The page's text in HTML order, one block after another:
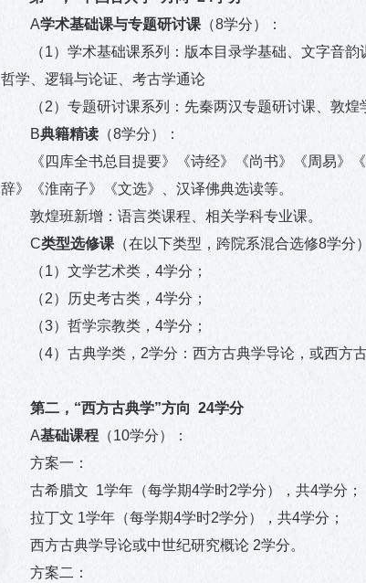
A学术基础课与专题研讨课 （8学分）：
（1）学术基础课系列： 版本目录学基础、文字音
哲学、逻辑与论证、考古学通论
（2）专题研讨课系列： 先秦两汉专题研讨课、敦
B典籍精读 （8学分）：
《四库全书总目提要》《诗经》《尚书》《周易
辞》《淮南子》《文选》、汉译佛典选读等。
敦煌班新增：语言类课程、相关学科专业课。
C类型选修课 （在以下类型，跨院系混合选修8学分
（1）文学艺术类， 4学分；
（2）历史考古类， 4学分；
（3）哲学宗教类， 4学分；
（4）古典学类， 2学分：西方古典学导论，或西方
第二，“西方古典学”方向 24学分
A基础课程 （10学分）：
方案一：
古希腊文 1学年（每学期4学时2学分），共4学分；
拉丁文 1学年（每学期4学时2学分），共4学分；
西方古典学导论或中世纪研究概论 2学分。
方案二：